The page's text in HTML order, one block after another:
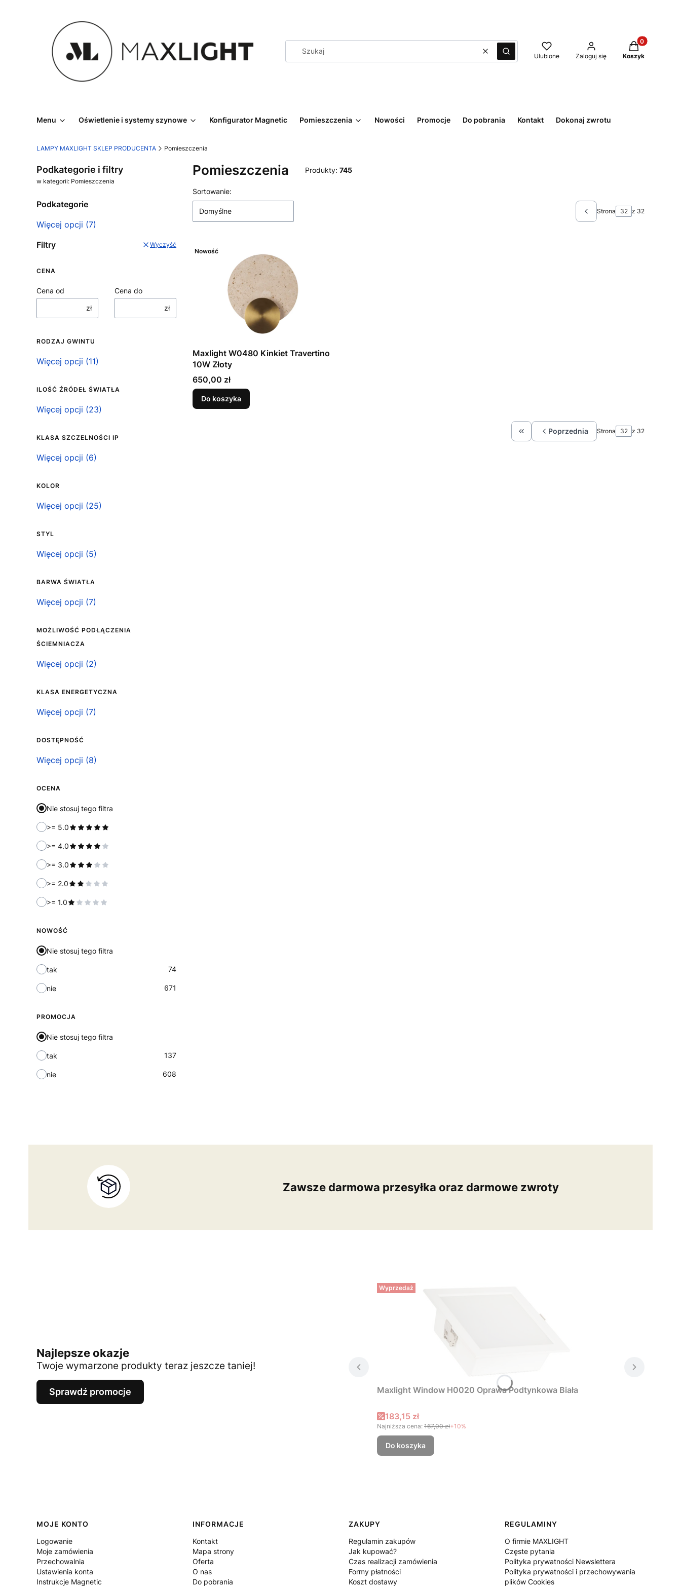
WyczyśćSzukaj Ulubione Zaloguj się
Produkty w
Koszyk
Menu Oświetlenie i systemy szynowe Konfigurator Magnetic Pomieszczenia Nowości Promocje Do pobrania Kontakt Dokonaj zwrotu
LAMPY MAXLIGHT SKLEP PRODUCENTA Pomieszczenia
Podkategorie i filtry
w kategorii: Pomieszczenia
Podkategorie
Więcej opcji (7)
Filtry
Wyczyść
CENA
Cena od
zł
Cena do
zł
RODZAJ GWINTU
Rodzaj gwintu
Więcej opcji (11)
ILOŚĆ ŹRÓDEŁ ŚWIATŁA
Ilość źródeł światła
Więcej opcji (23)
KLASA SZCZELNOŚCI IP
Klasa szczelności IP
Więcej opcji (6)
KOLOR
Kolor
Więcej opcji (25)
STYL
Styl
Więcej opcji (5)
BARWA ŚWIATŁA
Barwa światła
Więcej opcji (7)
MOŻLIWOŚĆ PODŁĄCZENIA
ŚCIEMNIACZA
Możliwość podłączenia ściemniacza
Więcej opcji (2)
KLASA ENERGETYCZNA
Klasa energetyczna
Więcej opcji (7)
DOSTĘPNOŚĆ
Dostępność
Więcej opcji (8)
OCENA
Nie stosuj tego filtra
>= 5.0
>= 4.0
>= 3.0
>= 2.0
>= 1.0
NOWOŚĆ
Nie stosuj tego filtra
tak 74
nie 671
PROMOCJA
Nie stosuj tego filtra
tak 137
nie 608
Pomieszczenia Produkty: 745
Lista produktów
Sortowanie:
Domyślne Poprzednie produkty
Strona z 32
Nowość
Maxlight W0480 Kinkiet Travertino
10W Złoty
Cena
650,00 zł
Do koszyka
Wróć do pierwszej strony z produktami
Poprzednia Strona z 32
Zawsze darmowa przesyłka oraz darmowe zwroty
Najlepsze okazje
Twoje wymarzone produkty teraz jeszcze taniej!
Sprawdź promocje
Wyprzedaż
Maxlight Window H0020 Oprawa Podtynkowa Biała
Cena promocyjna
183,15 zł
Najniższa cena: 167,00 zł+10%
Do koszyka
Linki w stopce
MOJE KONTO
Logowanie
Moje zamówienia
Przechowalnia
Ustawienia konta
Instrukcje Magnetic
INFORMACJE
Kontakt
Mapa strony
Oferta
O nas
Do pobrania
ZAKUPY
Regulamin zakupów
Jak kupować?
Czas realizacji zamówienia
Formy płatności
Koszt dostawy
REGULAMINY
O firmie MAXLIGHT
Częste pytania
Polityka prywatności Newslettera
Polityka prywatności i przechowywania
plików Cookies